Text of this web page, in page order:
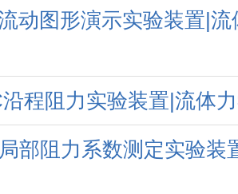
动图形演示实验装置|
程阻力实验装置|流体
部阻力系数测定实验装